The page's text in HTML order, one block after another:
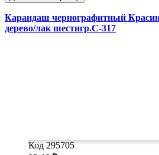
Карандаш чернографитный
дерево/лак шестигр.С-317
Код 295705